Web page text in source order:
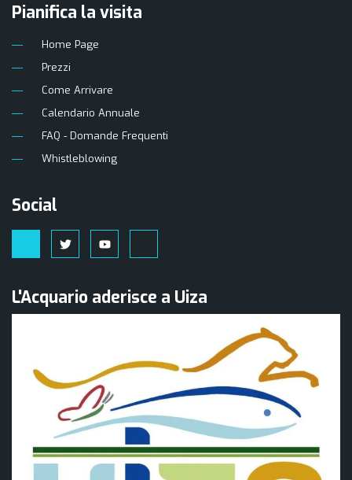
Pianifica la visita
Home Page
Prezzi
Come Arrivare
Calendario Annuale
FAQ - Domande Frequenti
Whistleblowing
Social
L'Acquario aderisce a Uiza